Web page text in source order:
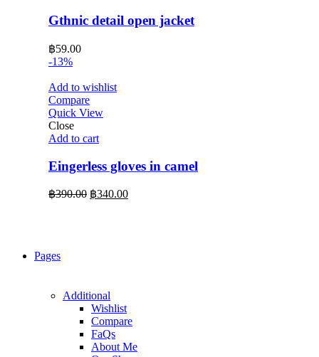
Gthnic detail open jacket
฿59.00
-13%
Add to wishlist
Compare
Quick View
Close
Add to cart
Eingerless gloves in camel
฿390.00 Original
฿340.00Current
Pages
Additional
Wishlist
Compare
FaQs
About Me